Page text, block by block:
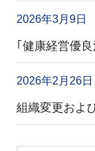
2026年3月9日
｢健康経営優
2026年2月26日
組織変更およ